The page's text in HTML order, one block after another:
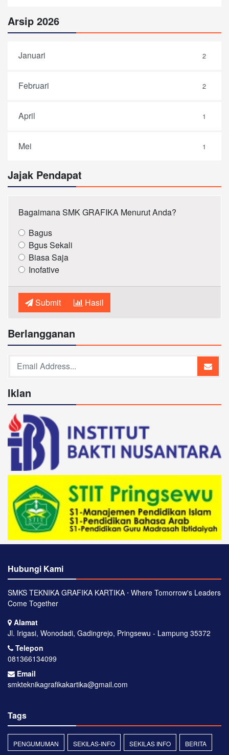
Arsip 2026
Januari 2
Februari 2
April 1
Mei 1
Jajak Pendapat
Bagaimana SMK GRAFIKA Menurut Anda?
Bagus
Bgus Sekali
Biasa Saja
Inofative
Submit Hasil
Berlangganan
Iklan
Hubungi Kami
SMKS TEKNIKA GRAFIKA KARTIKA ⋅ Where Tomorrow's Leaders
Come Together
Alamat
Jl. Irigasi, Wonodadi, Gadingrejo, Pringsewu - Lampung 35372
Telepon
081366134099
Email
smkteknikagrafikakartika@gmail.com
Tags
PENGUMUMAN SEKILAS-INFO SEKILAS INFO BERITA